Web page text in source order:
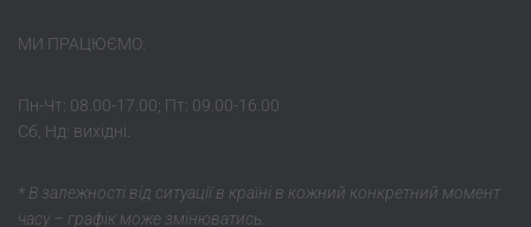
МИ ПРАЦЮЄМО:
Пн-Чт: 08.00-17.00; Пт: 09.00-16.00
Сб, Нд: вихідні.
* В залежності від ситуації в країні в кожний конкретний момент
часу – графік може змінюватись.